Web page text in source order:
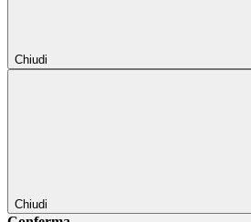
Chiudi
Chiudi